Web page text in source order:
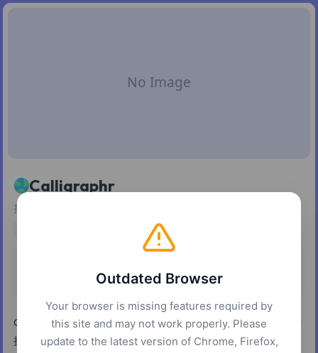
Calligraphr
把你的手写体或书法变成可安装使用的 TTF/OTF 字体。
免费增值
Calligraphr 是一款网页工具，可以把你的手写字或手绘书法转
换为真正的矢量字体，安装后就能在电脑上打字使用。流程很
Outdated Browser
Your browser is missing features required by
this site and may not work properly. Please
update to the latest version of Chrome, Firefox,